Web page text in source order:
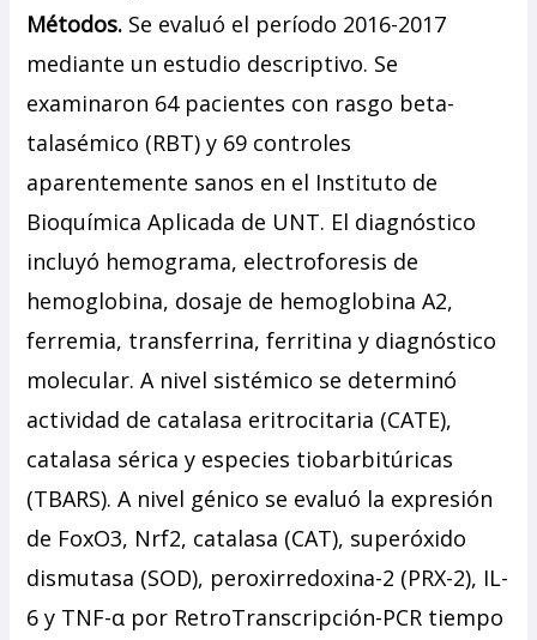
Métodos. Se evaluó el período 2016-2017
mediante un estudio descriptivo. Se
examinaron 64 pacientes con rasgo beta-
talasémico (RBT) y 69 controles
aparentemente sanos en el Instituto de
Bioquímica Aplicada de UNT. El diagnóstico
incluyó hemograma, electroforesis de
hemoglobina, dosaje de hemoglobina A2,
ferremia, transferrina, ferritina y diagnóstico
molecular. A nivel sistémico se determinó
actividad de catalasa eritrocitaria (CATE),
catalasa sérica y especies tiobarbitúricas
(TBARS). A nivel génico se evaluó la expresión
de FoxO3, Nrf2, catalasa (CAT), superóxido
dismutasa (SOD), peroxirredoxina-2 (PRX-2), IL-
6 y TNF-α por RetroTranscripción-PCR tiempo